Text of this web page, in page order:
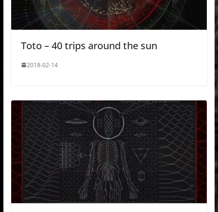
Toto – 40 trips around the sun
2018-02-14